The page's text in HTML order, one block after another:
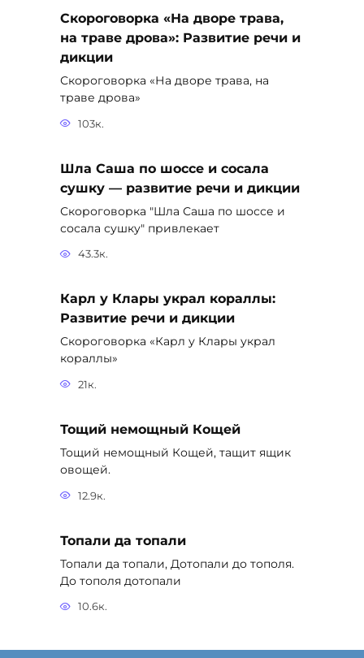
Скороговорка «На дворе трава,
на траве дрова»: Развитие речи и
дикции
Скороговорка «На дворе трава, на
траве дрова»
103к.
Шла Саша по шоссе и сосала
сушку — развитие речи и дикции
Скороговорка "Шла Саша по шоссе и
сосала сушку" привлекает
43.3к.
Карл у Клары украл кораллы:
Развитие речи и дикции
Скороговорка «Карл у Клары украл
кораллы»
21к.
Тощий немощный Кощей
Тощий немощный Кощей, тащит ящик
овощей.
12.9к.
Топали да топали
Топали да топали, Дотопали до тополя.
До тополя дотопали
10.6к.